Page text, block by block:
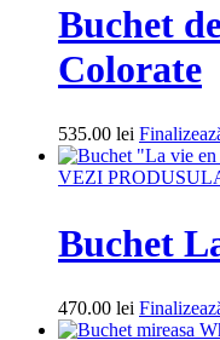
Buchet
Colorate
535.00 lei
VEZI PRODUSUL
Buchet
470.00 lei